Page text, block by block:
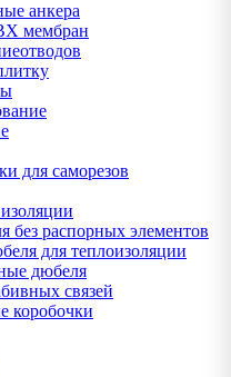
анкера
мембран
для саморезов
без распорных элементов
для теплоизоляции
дюбеля
связей
коробочки